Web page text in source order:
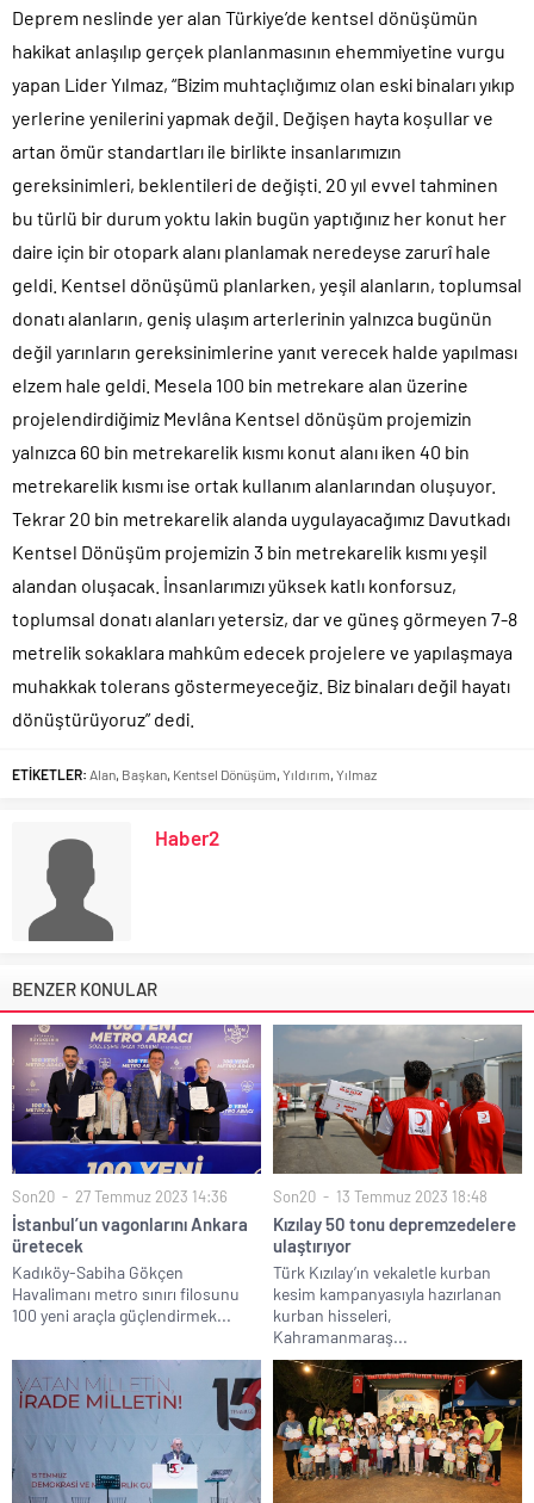
Deprem neslinde yer alan Türkiye’de kentsel dönüşümün
hakikat anlaşılıp gerçek planlanmasının ehemmiyetine vurgu
yapan Lider Yılmaz, “Bizim muhtaçlığımız olan eski binaları yıkıp
yerlerine yenilerini yapmak değil. Değişen hayta koşullar ve
artan ömür standartları ile birlikte insanlarımızın
gereksinimleri, beklentileri de değişti. 20 yıl evvel tahminen
bu türlü bir durum yoktu lakin bugün yaptığınız her konut her
daire için bir otopark alanı planlamak neredeyse zarurî hale
geldi. Kentsel dönüşümü planlarken, yeşil alanların, toplumsal
donatı alanların, geniş ulaşım arterlerinin yalnızca bugünün
değil yarınların gereksinimlerine yanıt verecek halde yapılması
elzem hale geldi. Mesela 100 bin metrekare alan üzerine
projelendirdiğimiz Mevlâna Kentsel dönüşüm projemizin
yalnızca 60 bin metrekarelik kısmı konut alanı iken 40 bin
metrekarelik kısmı ise ortak kullanım alanlarından oluşuyor.
Tekrar 20 bin metrekarelik alanda uygulayacağımız Davutkadı
Kentsel Dönüşüm projemizin 3 bin metrekarelik kısmı yeşil
alandan oluşacak. İnsanlarımızı yüksek katlı konforsuz,
toplumsal donatı alanları yetersiz, dar ve güneş görmeyen 7-8
metrelik sokaklara mahkûm edecek projelere ve yapılaşmaya
muhakkak tolerans göstermeyeceğiz. Biz binaları değil hayatı
dönüştürüyoruz” dedi.
ETİKETLER: Alan Başkan Kentsel Dönüşüm Yıldırım Yılmaz
Haber2
BENZER KONULAR
Son20 27 Temmuz 2023 14:36
İstanbul’un vagonlarını Ankara
üretecek
Kadıköy-Sabiha Gökçen
Havalimanı metro sınırı filosunu
100 yeni araçla güçlendirmek...
Son20 13 Temmuz 2023 18:48
Kızılay 50 tonu depremzedelere
ulaştırıyor
Türk Kızılay’ın vekaletle kurban
kesim kampanyasıyla hazırlanan
kurban hisseleri,
Kahramanmaraş...